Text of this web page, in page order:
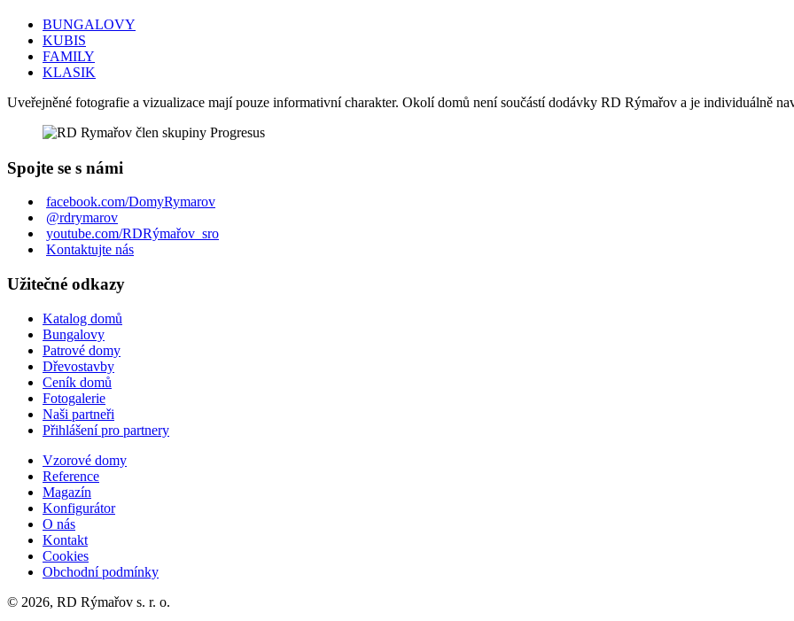
BUNGALOVY
KUBIS
FAMILY
KLASIK
Uveřejněné fotografie a vizualizace mají pouze informativní charakter. Okolí domů není součástí dodávky RD Rýmařov a je individuálně
Spojte se s námi
facebook.com/DomyRymarov
@rdrymarov
youtube.com/RDRýmařov_sro
Kontaktujte nás
Užitečné odkazy
Katalog domů
Bungalovy
Patrové domy
Dřevostavby
Ceník domů
Fotogalerie
Naši partneři
Přihlášení pro partnery
Vzorové domy
Reference
Magazín
Konfigurátor
O nás
Kontakt
Cookies
Obchodní podmínky
© 2026, RD Rýmařov s. r. o.